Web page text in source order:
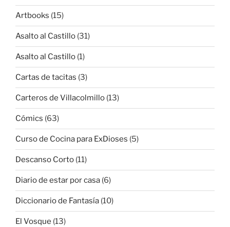
Artbooks (15)
Asalto al Castillo (31)
Asalto al Castillo (1)
Cartas de tacitas (3)
Carteros de Villacolmillo (13)
Cómics (63)
Curso de Cocina para ExDioses (5)
Descanso Corto (11)
Diario de estar por casa (6)
Diccionario de Fantasía (10)
El Vosque (13)